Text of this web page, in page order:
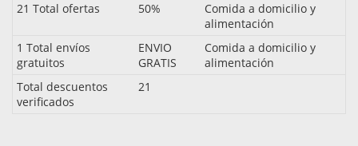
21 Total ofertas
50%
Comida a domicilio y
alimentación
1 Total envíos
gratuitos
ENVIO
GRATIS
Comida a domicilio y
alimentación
Total descuentos
verificados
21